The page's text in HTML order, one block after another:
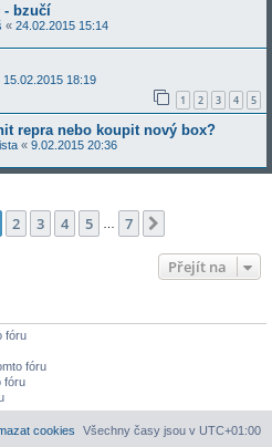
- bzučí
« 24.02.2015 15:14
15.02.2015 18:19
1 2 3 4 5
repra nebo koupit nový box?
« 9.02.2015 20:36
z
2 3 4 5 7
Přejít na
fóru
fóru
fóru
Všechny časy jsou v UTC+01:00
cookies